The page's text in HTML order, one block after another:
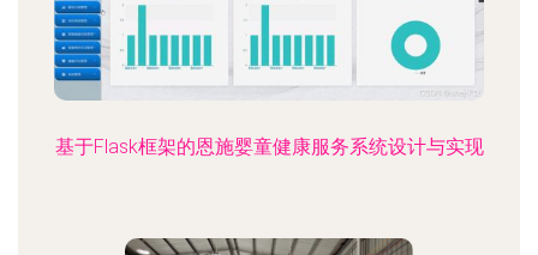
基于Flask框架的恩施婴童健康服务系统设计与实现